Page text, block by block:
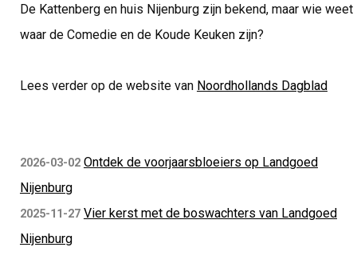
De Kattenberg en huis Nijenburg zijn bekend, maar wie weet
waar de Comedie en de Koude Keuken zijn?
Lees verder op de website van Noordhollands Dagblad
2026-03-02 Ontdek de voorjaarsbloeiers op Landgoed
Nijenburg
2025-11-27 Vier kerst met de boswachters van Landgoed
Nijenburg